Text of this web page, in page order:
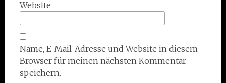
Website
Name, E-Mail-Adresse und Website in diesem
Browser für meinen nächsten Kommentar
speichern.